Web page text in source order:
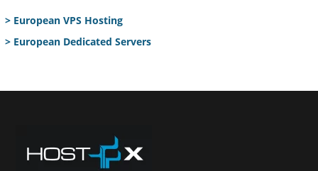
> European VPS Hosting
> European Dedicated Servers